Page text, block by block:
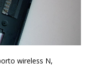
wireless N,